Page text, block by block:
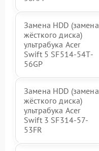
Замена HDD (замена
жёсткого диска)
ультрабука Acer
Swift 5 SF514-54T-
56GP
Замена HDD (замена
жёсткого диска)
ультрабука Acer
Swift 3 SF314-57-
53FR